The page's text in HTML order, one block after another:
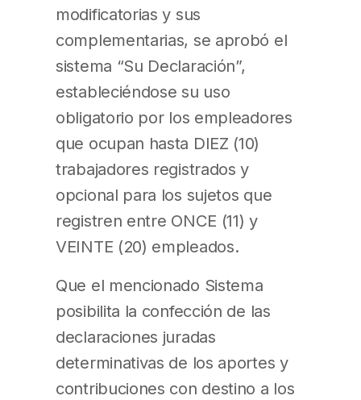
modificatorias y sus
complementarias, se aprobó el
sistema “Su Declaración”,
estableciéndose su uso
obligatorio por los empleadores
que ocupan hasta DIEZ (10)
trabajadores registrados y
opcional para los sujetos que
registren entre ONCE (11) y
VEINTE (20) empleados.
Que el mencionado Sistema
posibilita la confección de las
declaraciones juradas
determinativas de los aportes y
contribuciones con destino a los